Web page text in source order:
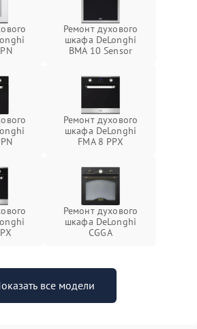
Ремонт духового
шкафа DeLonghi
BMA 10 Sensor
Ремонт духового
шкафа DeLonghi
FMA 8 PPX
Ремонт духового
шкафа DeLonghi
CGGA
все модели